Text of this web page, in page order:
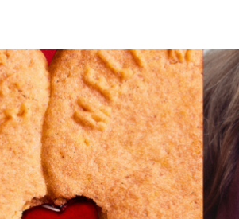
avec bon sens
Manifesto
Dandoy Family
Boutiques